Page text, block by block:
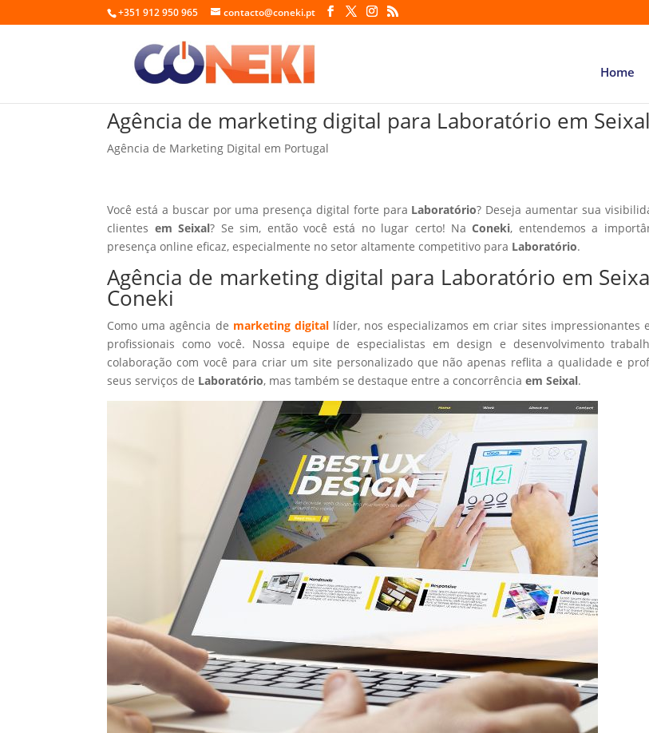
+351 912 950 965 contacto@coneki.pt
Home
Agência de marketing digital para Laboratório em Seixal
Agência de Marketing Digital em Portugal
Você está a buscar por uma presença digital forte para Laboratório? Deseja aumentar sua
clientes em Seixal? Se sim, então você está no lugar certo! NaConeki, entendemos a
presença online eficaz, especialmente no setor altamente competitivo para Laboratório.
Agência de marketing digital para Laboratório em
Coneki
Como uma agência de marketing digitallíder, nos especializamos em criar sites impressionantes
profissionais como você. Nossa equipe de especialistas em design e desenvolvimento
colaboração com você para criar um site personalizado que não apenas reflita a qualidade e
seus serviços de Laboratório, mas também se destaque entre a concorrênciaem Seixal.